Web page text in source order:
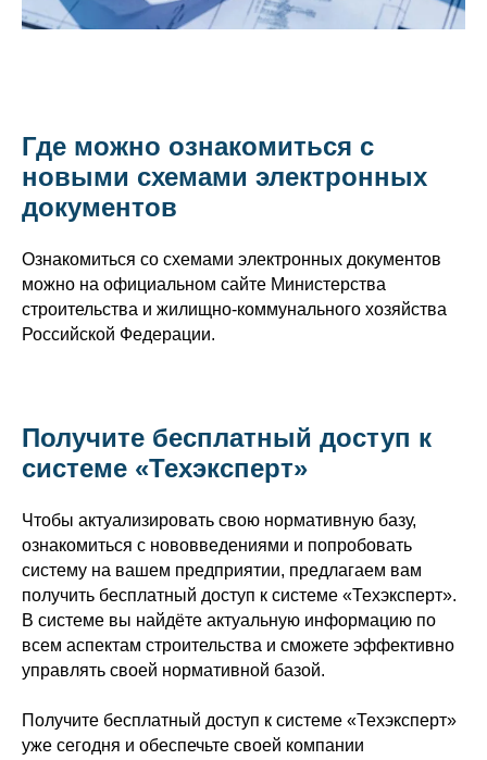
Где можно ознакомиться с
новыми схемами электронных
документов
Ознакомиться со схемами электронных документов
можно на официальном сайте Министерства
строительства и жилищно-коммунального хозяйства
Российской Федерации.
Получите бесплатный доступ к
системе «Техэксперт»
Чтобы актуализировать свою нормативную базу,
ознакомиться с нововведениями и попробовать
систему на вашем предприятии, предлагаем вам
получить бесплатный доступ к системе «Техэксперт».
В системе вы найдёте актуальную информацию по
всем аспектам строительства и сможете эффективно
управлять своей нормативной базой.
Получите бесплатный доступ к системе «Техэксперт»
уже сегодня и обеспечьте своей компании